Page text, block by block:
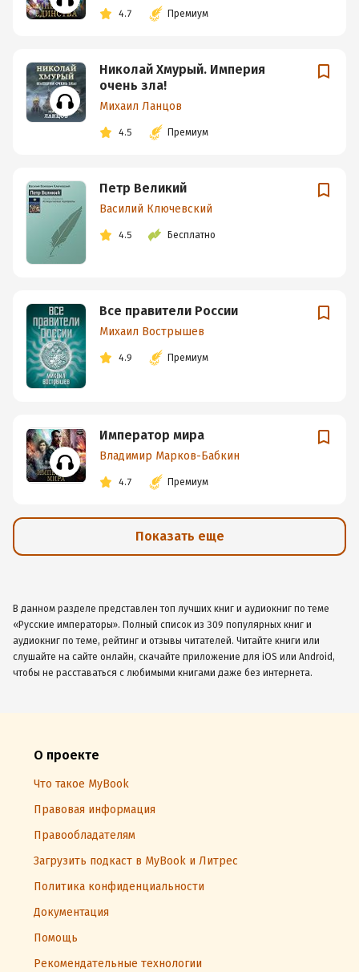
4.7 Премиум
Николай Хмурый. Империя
очень зла!
Михаил Ланцов
4.5 Премиум
Петр Великий
Василий Ключевский
4.5 Бесплатно
Все правители России
Михаил Вострышев
4.9 Премиум
Император мира
Владимир Марков-Бабкин
4.7 Премиум
Показать еще
В данном разделе представлен топ лучших книг и аудиокниг по теме
«Русские императоры». Полный список из 309 популярных книг и
аудиокниг по теме, рейтинг и отзывы читателей. Читайте книги или
слушайте на сайте онлайн, скачайте приложение для iOS или Android,
чтобы не расставаться с любимыми книгами даже без интернета.
О проекте
Что такое MyBook
Правовая информация
Правообладателям
Загрузить подкаст в MyBook и Литрес
Политика конфиденциальности
Документация
Помощь
Рекомендательные технологии